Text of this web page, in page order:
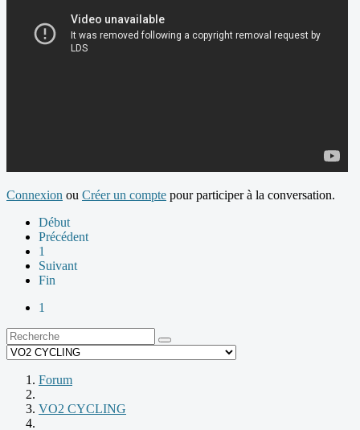
Connexion ou Créer un compte pour participer à la conversation.
Début
Précédent
1
Suivant
Fin
1
Forum
VO2 CYCLING